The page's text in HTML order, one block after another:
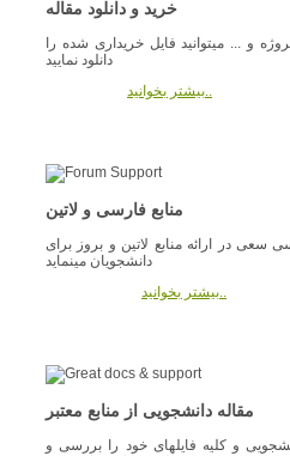
خرید و دانلود مقاله
و ... میتوانید فایل خریداری شده را
دانلود نمایید
بیشتر بخوانید..
منابع فارسی و لاتین
فارسی سعی در ارائه منابع لاتین و بروز برای
دانشجویان مینماید
بیشتر بخوانید..
مقاله دانشجویی از منابع معتبر
دانشجویی و کلیه فایلهای خود را بررسی و